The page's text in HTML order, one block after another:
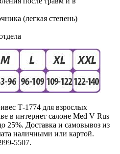
(легкая степень)
Т-1774 для взрослых
в интернет салоне Med V Rus
25%. Доставка и самовывоз из
наличными или картой.
5507.